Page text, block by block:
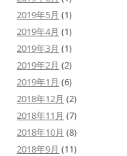
2019年5月 (1)
2019年4月 (1)
2019年3月 (1)
2019年2月 (2)
2019年1月 (6)
2018年12月 (2)
2018年11月 (7)
2018年10月 (8)
2018年9月 (11)